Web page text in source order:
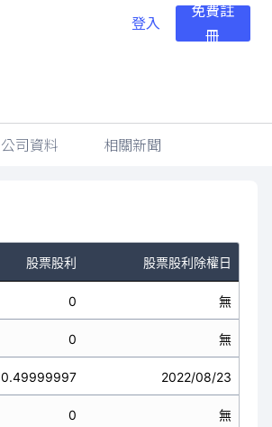
登入
免費註
冊
公司資料 相關新聞
股票股利 股票股利除權日
0 無
0 無
0.49999997 2022/08/23
0 無